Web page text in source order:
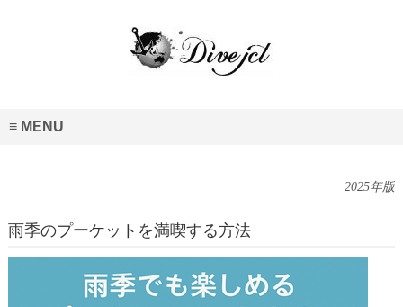
MENU
2025年版
雨季のプーケットを満喫する方法